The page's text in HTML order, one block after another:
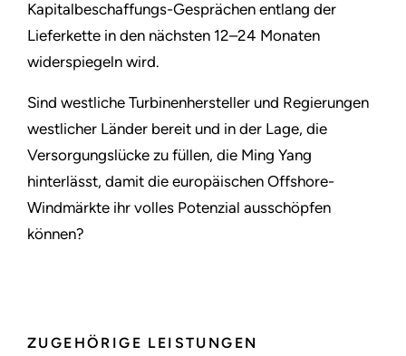
ZUGEHÖRIGE LEISTUNGEN
Kapitalbeschaffungs-Gesprächen entlang der
Lieferkette in den nächsten 12–24 Monaten
widerspiegeln wird.
Sind westliche Turbinenhersteller und Regierungen
westlicher Länder bereit und in der Lage, die
Versorgungslücke zu füllen, die Ming Yang
hinterlässt, damit die europäischen Offshore-
Windmärkte ihr volles Potenzial ausschöpfen
können?